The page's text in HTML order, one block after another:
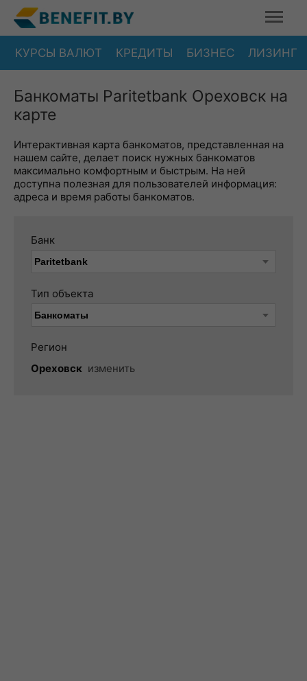
КУРСЫ ВАЛЮТ КРЕДИТЫ БИЗНЕС ЛИЗИНГ
Банкоматы Paritetbank Ореховск на
карте
Интерактивная карта банкоматов, представленная на
нашем сайте, делает поиск нужных банкоматов
максимально комфортным и быстрым. На ней
доступна полезная для пользователей информация:
адреса и время работы банкоматов.
Банк
Тип объекта
Регион
Ореховск изменить